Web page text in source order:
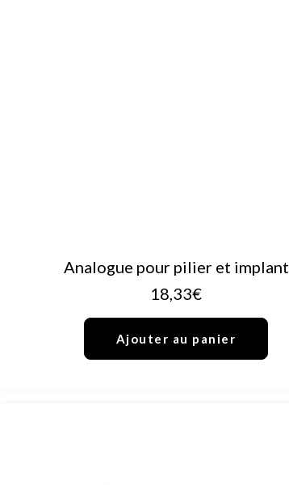
AJOUTER AU PANIER
Analogue pour pilier et implant
18,33€
Ajouter au panier